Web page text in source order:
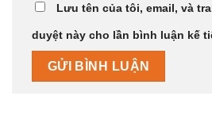
Lưu tên của tôi, email, và
duyệt này cho lần bình luận kế